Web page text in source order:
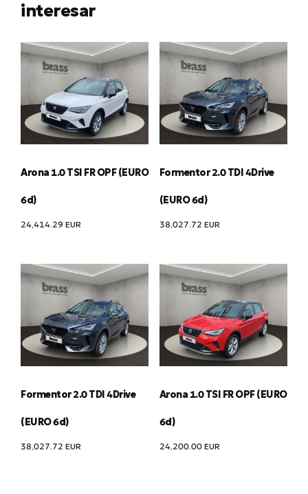
interesar
Arona 1.0 TSI FR OPF (EURO
6d)
24,414.29 EUR
Formentor 2.0 TDI 4Drive
(EURO 6d)
38,027.72 EUR
Formentor 2.0 TDI 4Drive
(EURO 6d)
38,027.72 EUR
Arona 1.0 TSI FR OPF (EURO
6d)
24,200.00 EUR